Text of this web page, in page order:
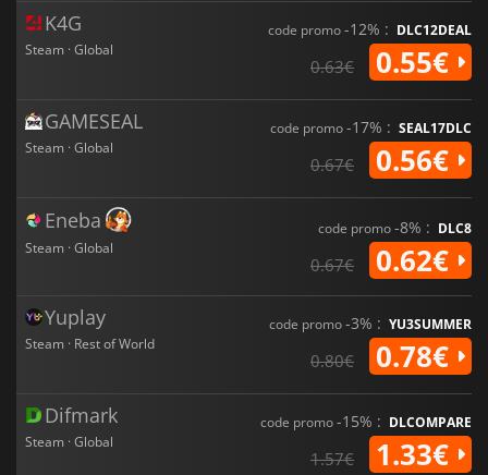
K4G
Steam · Global
code promo-12% : DLC12DEAL
0.63€ 0.55€
GAMESEAL
Steam · Global
code promo-17% : SEAL17DLC
0.67€ 0.56€
Eneba
Steam · Global
code promo-8% : DLC8
0.67€ 0.62€
Yuplay
Steam · Rest of World
code promo-3% : YU3SUMMER
0.80€ 0.78€
Difmark
Steam · Global
code promo-15% : DLCOMPARE
1.57€ 1.33€